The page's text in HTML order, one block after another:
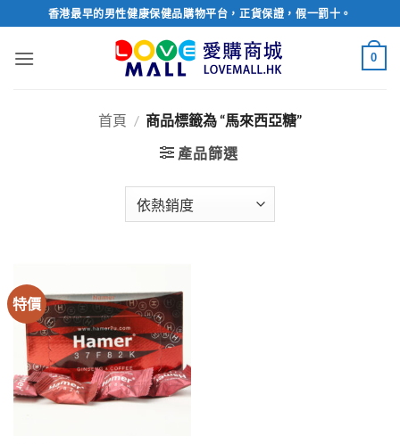
to
content
香港最早的男性健康保健品購物平台，正貨保證，假一罰十。
0
首頁 / 商品標籤為 “馬來西亞糖”
產品篩選
特價